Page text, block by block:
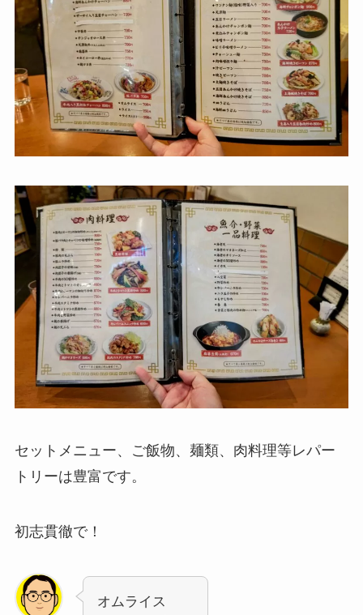
セットメニュー、ご飯物、麺類、肉料理等レパー
トリーは豊富です。
初志貫徹で！
オムライス